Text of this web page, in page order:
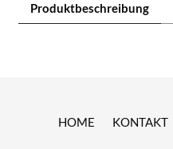
Produktbeschreibung
HOME KONTAKT